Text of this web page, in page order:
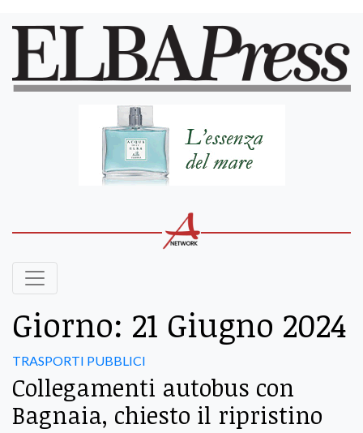
Giorno: 21 Giugno 2024
TRASPORTI PUBBLICI
Collegamenti autobus con
Bagnaia, chiesto il ripristino